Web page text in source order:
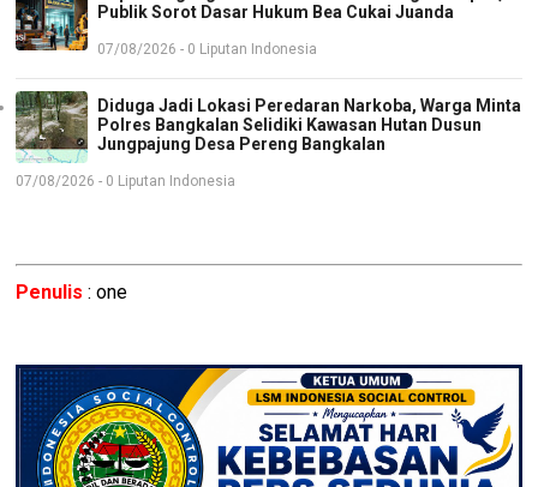
Publik Sorot Dasar Hukum Bea Cukai Juanda
07/08/2026 - 0 Liputan Indonesia
Diduga Jadi Lokasi Peredaran Narkoba, Warga Minta
Polres Bangkalan Selidiki Kawasan Hutan Dusun
Jungpajung Desa Pereng Bangkalan
07/08/2026 - 0 Liputan Indonesia
Penulis : one